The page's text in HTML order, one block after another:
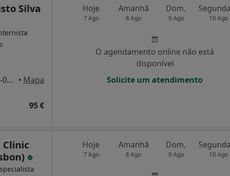
Silva
Rua do Carmo, 75-1º AA; AB; AC. 3000-098 Coimbra, Coimbra • Mapa
95 €
Hoje
7 Ago
Amanhã
8 Ago
Dom,
9 Ago 10 Ago
O agendamento online não está
disponível
Solicite um atendimento
Hoje
7 Ago
Amanhã
8 Ago
Dom,
9 Ago 10 Ago